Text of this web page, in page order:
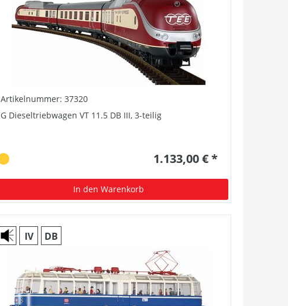
Artikelnummer: 37320
G Dieseltriebwagen VT 11.5 DB III, 3-teilig
1.133,00 € *
In den Warenkorb
IV DB